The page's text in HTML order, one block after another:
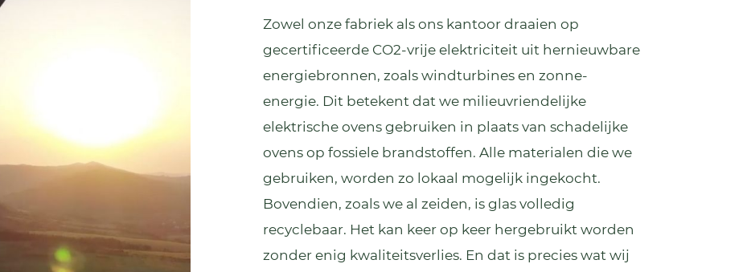
Zowel onze fabriek als ons kantoor draaien op
gecertificeerde CO2-vrije elektriciteit uit hernieuwbare
energiebronnen, zoals windturbines en zonne-
energie. Dit betekent dat we milieuvriendelijke
elektrische ovens gebruiken in plaats van schadelijke
ovens op fossiele brandstoffen. Alle materialen die we
gebruiken, worden zo lokaal mogelijk ingekocht.
Bovendien, zoals we al zeiden, is glas volledig
recyclebaar. Het kan keer op keer hergebruikt worden
zonder enig kwaliteitsverlies. En dat is precies wat wij